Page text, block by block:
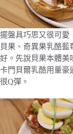
擺盤具巧思又很可愛
貝果、奇異果乳酪
好。先說貝果本體美
卡門貝爾乳酪用量豪
很Q彈。